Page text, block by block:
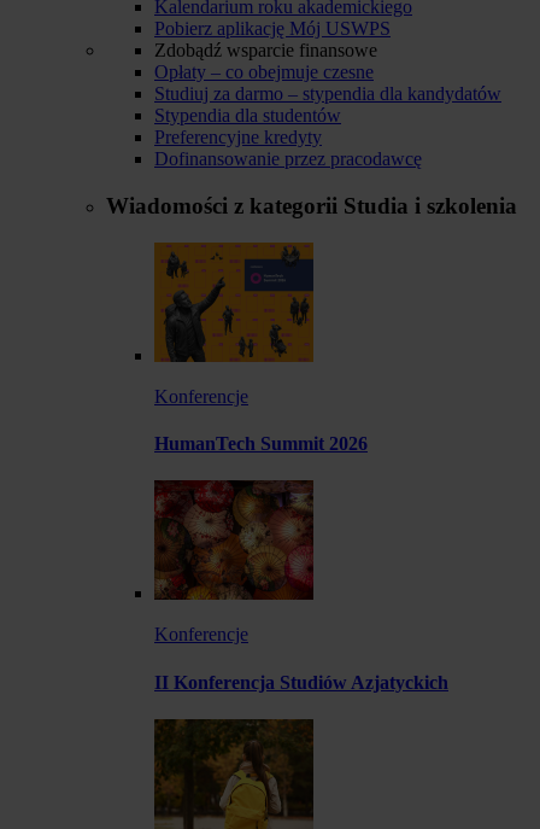
Kalendarium roku akademickiego
Pobierz aplikację Mój USWPS
Zdobądź wsparcie finansowe
Opłaty – co obejmuje czesne
Studiuj za darmo – stypendia dla kandydatów
Stypendia dla studentów
Preferencyjne kredyty
Dofinansowanie przez pracodawcę
Wiadomości z kategorii Studia i szkolenia
Konferencje
HumanTech Summit 2026
Konferencje
II Konferencja Studiów Azjatyckich